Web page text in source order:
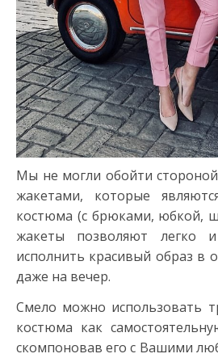
Мы не могли обойти
жакетами, которые
костюма (с брюками, юбкой,
жакеты позволяют легко
исполнить красивый образ в
даже на вечер.
Смело можно использовать
костюма как
скомпоновав его с Вашими